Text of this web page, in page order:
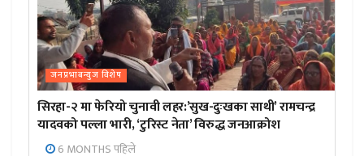
जनप्रभाबन्युज विशेष
सिरहा-२ मा फेरियो चुनावी लहर:’सुख-दुःखका साथी’ रामचन्द्र
यादवको पल्ला भारी, ‘टुरिस्ट नेता’ विरुद्ध जनआक्रोश
6 MONTHS पहिले